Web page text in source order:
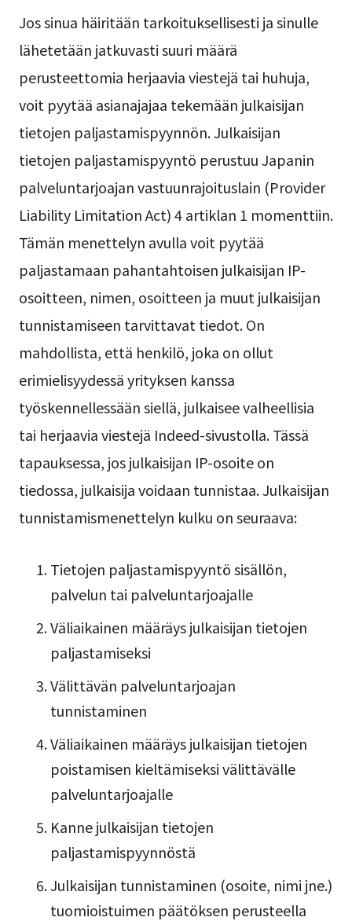
Jos sinua häiritään tarkoituksellisesti ja sinulle
lähetetään jatkuvasti suuri määrä
perusteettomia herjaavia viestejä tai huhuja,
voit pyytää asianajajaa tekemään julkaisijan
tietojen paljastamispyynnön. Julkaisijan
tietojen paljastamispyyntö perustuu Japanin
palveluntarjoajan vastuunrajoituslain (Provider
Liability Limitation Act) 4 artiklan 1 momenttiin.
Tämän menettelyn avulla voit pyytää
paljastamaan pahantahtoisen julkaisijan IP-
osoitteen, nimen, osoitteen ja muut julkaisijan
tunnistamiseen tarvittavat tiedot. On
mahdollista, että henkilö, joka on ollut
erimielisyydessä yrityksen kanssa
työskennellessään siellä, julkaisee valheellisia
tai herjaavia viestejä Indeed-sivustolla. Tässä
tapauksessa, jos julkaisijan IP-osoite on
tiedossa, julkaisija voidaan tunnistaa. Julkaisijan
tunnistamismenettelyn kulku on seuraava:
Tietojen paljastamispyyntö sisällön,
palvelun tai palveluntarjoajalle
Väliaikainen määräys julkaisijan tietojen
paljastamiseksi
Välittävän palveluntarjoajan
tunnistaminen
Väliaikainen määräys julkaisijan tietojen
poistamisen kieltämiseksi välittävälle
palveluntarjoajalle
Kanne julkaisijan tietojen
paljastamispyynnöstä
Julkaisijan tunnistaminen (osoite, nimi jne.)
tuomioistuimen päätöksen perusteella